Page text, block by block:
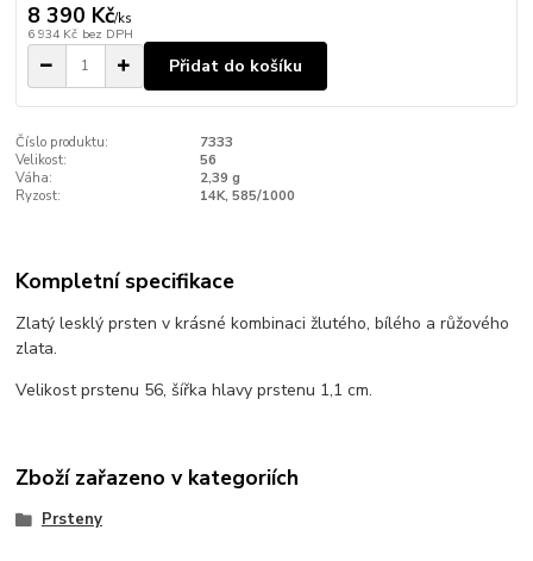
8 390 Kč/ks
6 934 Kč bez DPH
Přidat do košíku
Číslo produktu:
7333
Velikost:
56
Váha:
2,39 g
Ryzost:
14K, 585/1000
Kompletní specifikace
Zlatý lesklý prsten v krásné kombinaci žlutého, bílého a růžového
zlata.
Velikost prstenu 56, šířka hlavy prstenu 1,1 cm.
Zboží zařazeno v kategoriích
Prsteny